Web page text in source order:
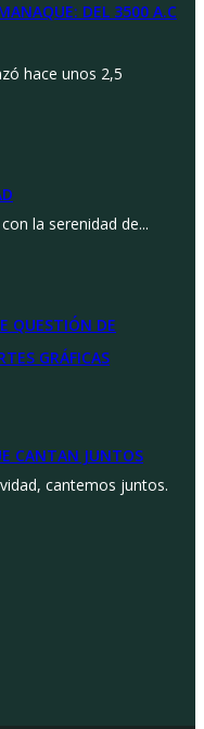
DEL 3500 A.C
hace unos 2,5
la serenidad de...
QUESTIÓN DE
GRÁFICAS
CANTAN JUNTOS
cantemos juntos.